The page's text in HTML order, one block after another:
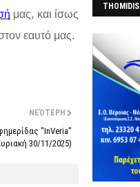
μας, και ίσως
εαυτό μας.
ΝΕΌΤΕΡΗ
"InVeria"
30/11/2025)